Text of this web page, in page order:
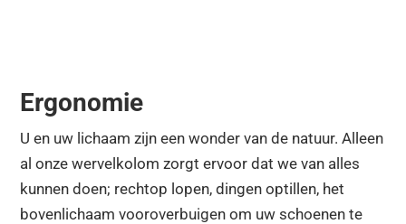
Ergonomie
U en uw lichaam zijn een wonder van de natuur. Alleen
al onze wervelkolom zorgt ervoor dat we van alles
kunnen doen; rechtop lopen, dingen optillen, het
bovenlichaam vooroverbuigen om uw schoenen te